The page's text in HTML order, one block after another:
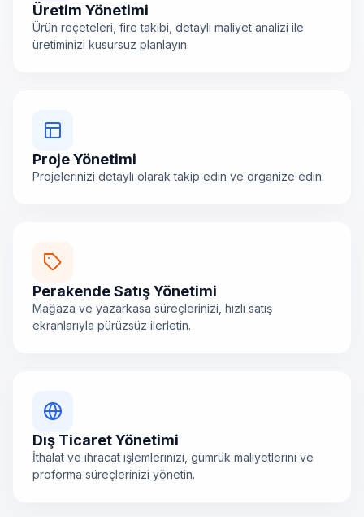
Üretim Yönetimi
Ürün reçeteleri, fire takibi, detaylı maliyet analizi ile
üretiminizi kusursuz planlayın.
Proje Yönetimi
Projelerinizi detaylı olarak takip edin ve organize edin.
Perakende Satış Yönetimi
Mağaza ve yazarkasa süreçlerinizi, hızlı satış
ekranlarıyla pürüzsüz ilerletin.
Dış Ticaret Yönetimi
İthalat ve ihracat işlemlerinizi, gümrük maliyetlerini ve
proforma süreçlerinizi yönetin.